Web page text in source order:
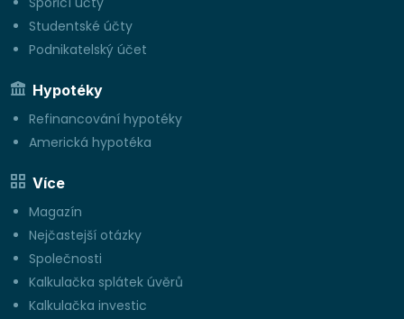
Studentské účty
Podnikatelský účet
Hypotéky
Refinancování hypotéky
Americká hypotéka
Více
Magazín
Nejčastejší otázky
Společnosti
Kalkulačka splátek úvěrů
Kalkulačka investic